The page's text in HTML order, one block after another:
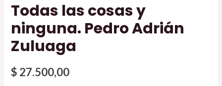
Todas las cosas y
ninguna. Pedro Adrián
Zuluaga
$ 27.500,00